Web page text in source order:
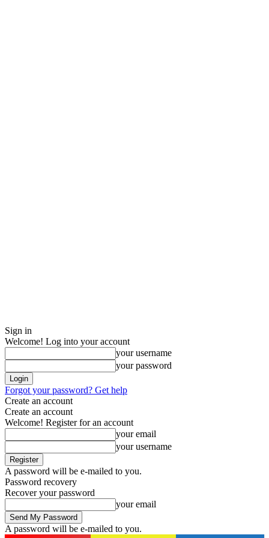
Sign in
Welcome! Log into your account
your username
your password
Forgot your password? Get help
Create an account
Create an account
Welcome! Register for an account
your email
your username
A password will be e-mailed to you.
Password recovery
Recover your password
your email
A password will be e-mailed to you.